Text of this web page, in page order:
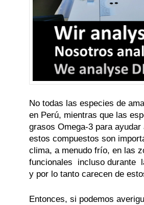
No todas las especies de
en Perú, mientras que las
grasos Omega-3 para
estos compuestos son
clima, a menudo frío, en las
funcionales incluso durante
y por lo tanto carecen de
Entonces, si podemos